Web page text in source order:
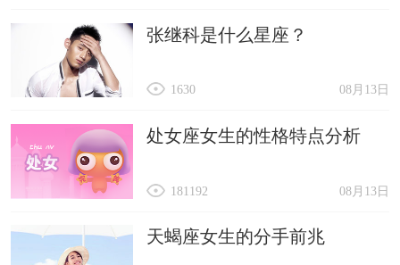
张继科是什么星座？
08月13日
1630
处女座女生的性格特点分析
08月13日
181192
天蝎座女生的分手前兆